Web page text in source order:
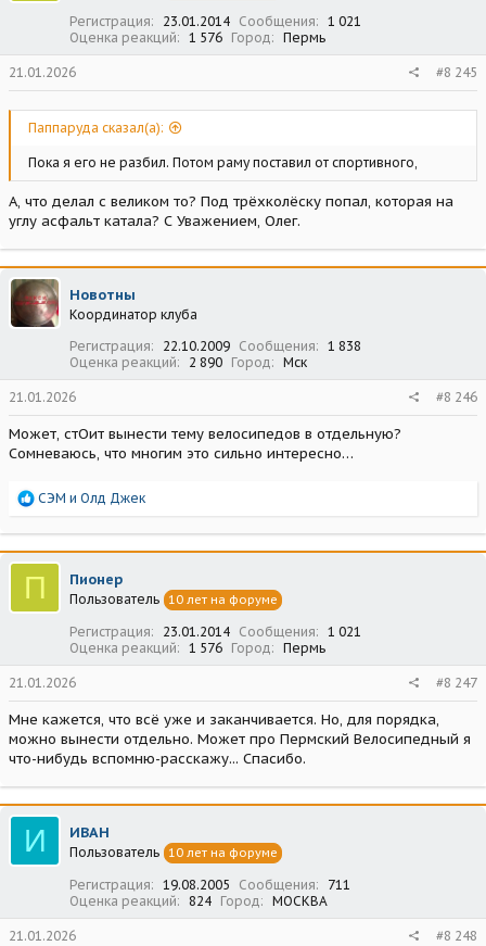
Регистрация 23.01.2014 Сообщения
1 021
Оценка реакций
1 576 Город Пермь
21.01.2026 #8 245
Паппаруда сказал(а):
Пока я его не разбил. Потом раму поставил от спортивного,
А, что делал с великом то? Под трёхколёску попал, которая на
углу асфальт катала? С Уважением, Олег.
Новотны
Координатор клуба
Регистрация
22.10.2009 Сообщения
1 838
Оценка реакций
2 890 Город Мск
21.01.2026 #8 246
Может, стОит вынести тему велосипедов в отдельную?
Сомневаюсь, что многим это сильно интересно…
Р
а
к
ц
и
и
СЭМ и Олд Джек
П Пионер
Пользователь 10 лет на форуме
Регистрация 23.01.2014 Сообщения
1 021
Оценка реакций
1 576 Город Пермь
21.01.2026 #8 247
Мне кажется, что всё уже и заканчивается. Но, для порядка,
можно вынести отдельно. Может про Пермский Велосипедный я
что-нибудь вспомню-расскажу... Спасибо.
И ИВАН
Пользователь 10 лет на форуме
Регистрация 19.08.2005 Сообщения
711
Оценка реакций
824 Город МОСКВА
21.01.2026 #8 248